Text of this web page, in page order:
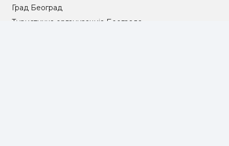
Град Београд
Туристичка организација Београда